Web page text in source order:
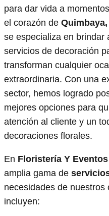
para dar vida a
el corazón de
se especializa en brindar
servicios de decoración
transforman cualquier
extraordinaria. Con una
sector, hemos logrado
mejores opciones para
atención al cliente y un
decoraciones florales.
En Floristería Y
amplia gama de
necesidades de
incluyen: